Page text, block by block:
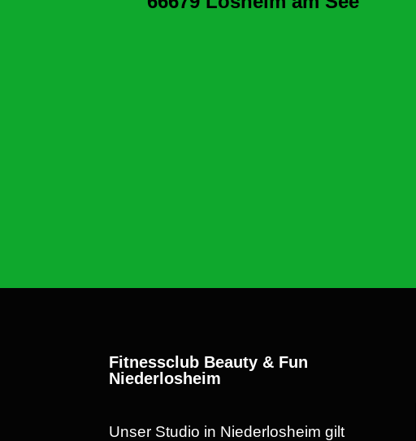
Fitnessclub Beauty & Fun
Niederlosheim
Unser Studio in Niederlosheim gilt